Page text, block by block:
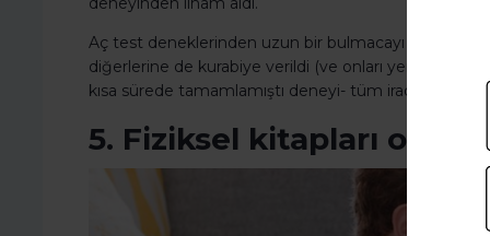
Aç test deneklerinden uzun bir bulmacayı
diğerlerine de kurabiye verildi (ve onları
kısa sürede tamamlamıştı deneyi- tüm iradelerinin
5. Fiziksel kitapları okuyun